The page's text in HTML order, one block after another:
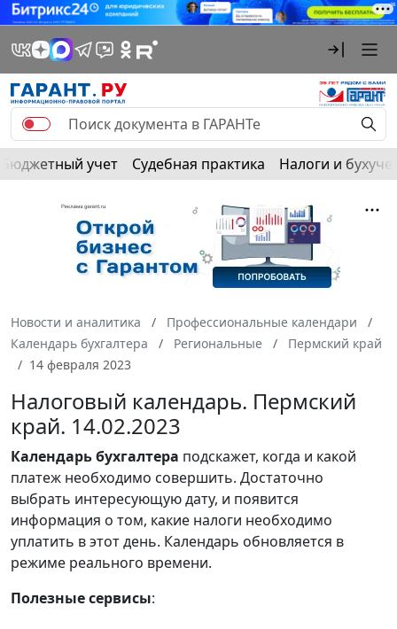
Бюджетный учет Судебная практика Налоги и
Новости и аналитика
Профессиональные календари
Календарь бухгалтера
Региональные
Пермский край
14 февраля 2023
Налоговый календарь. Пермский
край. 14.02.2023
Календарьбухгалтера подскажет, когда и какой
платеж необходимо совершить. Достаточно
выбрать интересующую дату, и появится
информация о том, какие налоги необходимо
уплатить в этот день. Календарь обновляется в
режиме реального времени.
Полезные сервисы: